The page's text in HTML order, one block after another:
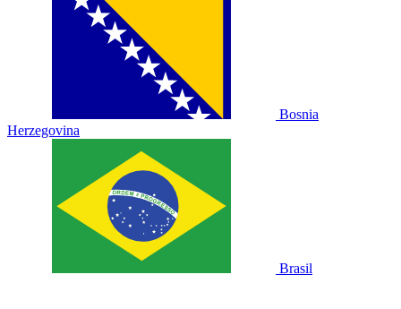
Bosnia
Herzegovina
Brasil